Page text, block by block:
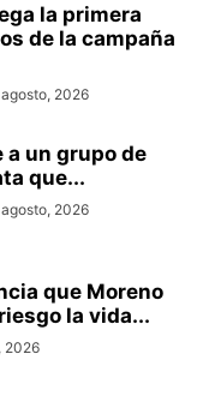
la primera
de la campaña
2026
a un grupo de
que...
2026
que Moreno
la vida...
2026